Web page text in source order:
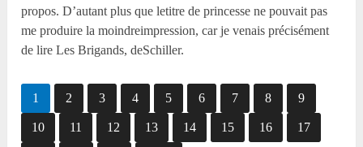
propos. D’autant plus que letitre de princesse ne pouvait pas
me produire la moindreimpression, car je venais précisément
de lire Les Brigands, deSchiller.
1 2 3 4 5 6 7 8 9
10 11 12 13 14 15 16 17